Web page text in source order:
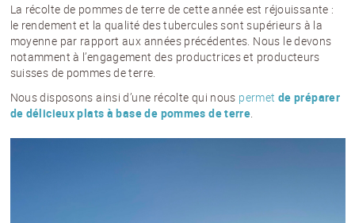
La récolte de pommes de terre de cette année est réjouissante :
le rendement et la qualité des tubercules sont supérieurs à la
moyenne par rapport aux années précédentes. Nous le devons
notamment à l’engagement des productrices et producteurs
suisses de pommes de terre.
Nous disposons ainsi d’une récolte qui nous permet de préparer
de délicieux plats à base de pommes de terre